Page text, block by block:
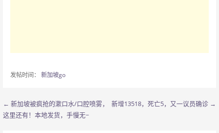
发帖时间： 新加坡go
文
← 新加坡被疯抢的漱口水/口腔喷雾，
这里还有！本地发货，手慢无~
新增13518，死亡5，又一议员确诊 →